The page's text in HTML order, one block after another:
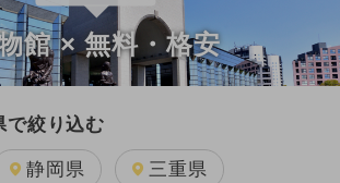
館 × 無料・格安
で絞り込む
静岡県 三重県